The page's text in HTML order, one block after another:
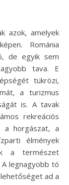
Románia
de egyik sem
tava. E
tükrözi,
a turizmus
is. A tavak
rekreációs
a horgászat, a
élmények
a természet
legnagyobb tó
ad a